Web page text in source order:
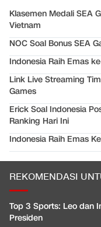
Klasemen Medali SEA
Vietnam
NOC Soal Bonus SEA
Indonesia Raih Emas
Link Live Streaming
Games
Erick Soal Indonesia
Ranking Hari Ini
Indonesia Raih Emas
REKOMENDASI
Top 3 Sports: Leo dan
Presiden